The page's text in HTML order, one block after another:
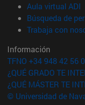
Aula virtual ADI
Búsqueda de
Trabaja con
Información
TFNO +34 948 42 56
¿QUÉ GRADO TE
¿QUÉ MÁSTER TE
© Universidad de